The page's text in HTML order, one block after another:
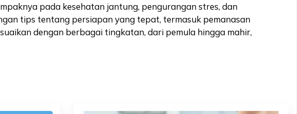
pada kesehatan jantung, pengurangan stres, dan
tips tentang persiapan yang tepat, termasuk pemanasan
dengan berbagai tingkatan, dari pemula hingga mahir,